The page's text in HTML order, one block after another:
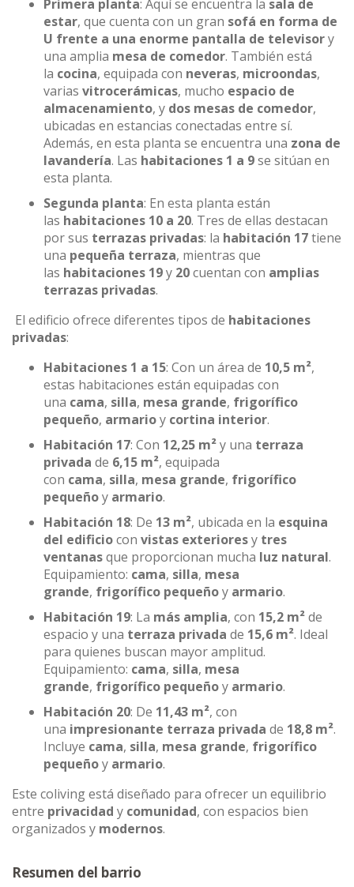
Primera planta: Aquí se encuentra la sala de
estar, que cuenta con un gran sofá en forma de
U frente a una enorme pantalla de televisory
una amplia mesa de comedor. También está
la cocina, equipada con neveras, microondas,
varias vitrocerámicas, mucho espacio de
almacenamiento, y dos mesas de comedor,
ubicadas en estancias conectadas entre sí.
Además, en esta planta se encuentra una zona de
lavandería. Las habitaciones 1 a 9se sitúan en
esta planta.
Segunda planta: En esta planta están
las habitaciones 10 a 20. Tres de ellas destacan
por sus terrazas privadas: la habitación 17tiene
una pequeña terraza, mientras que
las habitaciones 19y 20cuentan con amplias
terrazas privadas.
El edificio ofrece diferentes tipos de habitaciones
privadas:
Habitaciones 1 a 15: Con un área de 10,5 m²,
estas habitaciones están equipadas con
una cama, silla, mesa grande, frigorífico
pequeño, armarioy cortina interior.
Habitación 17: Con 12,25 m²y una terraza
privada de 6,15 m², equipada
con cama, silla, mesa grande, frigorífico
pequeñoy armario.
Habitación 18: De 13 m², ubicada en la esquina
del edificiocon vistas exterioresy tres
ventanasque proporcionan mucha luz natural.
Equipamiento: cama, silla, mesa
grande, frigorífico pequeñoy armario.
Habitación 19: La más amplia, con 15,2 m²de
espacio y una terraza privada de 15,6 m². Ideal
para quienes buscan mayor amplitud.
Equipamiento: cama, silla, mesa
grande, frigorífico pequeñoy armario.
Habitación 20: De 11,43 m², con
una impresionante terraza privada de 18,8 m².
Incluye cama, silla, mesa grande, frigorífico
pequeñoy armario.
Este coliving está diseñado para ofrecer un equilibrio
entre privacidad y comunidad, con espacios bien
organizados y modernos.
Resumen del barrio